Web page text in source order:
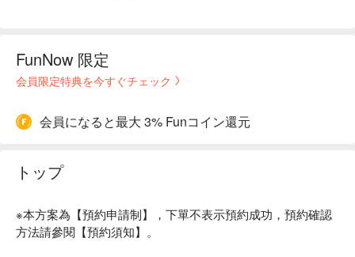
FunNow 限定
会員限定特典を今すぐチェック
会員になると最大 3% Funコイン還元
トップ
※本方案為【預約申請制】，下單不表示預約成功，預約確認
方法請參閱【預約須知】。